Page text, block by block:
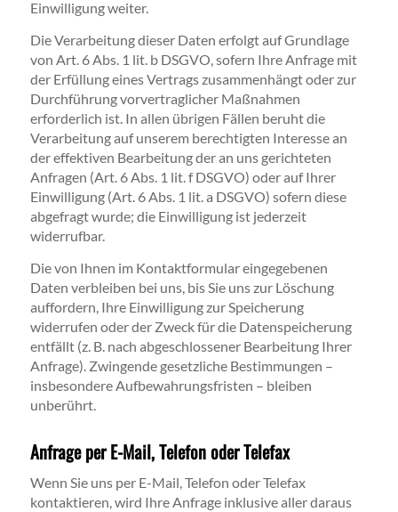
Einwilligung weiter.
Die Verarbeitung dieser Daten erfolgt auf Grundlage
von Art. 6 Abs. 1 lit. b DSGVO, sofern Ihre Anfrage mit
der Erfüllung eines Vertrags zusammenhängt oder zur
Durchführung vorvertraglicher Maßnahmen
erforderlich ist. In allen übrigen Fällen beruht die
Verarbeitung auf unserem berechtigten Interesse an
der effektiven Bearbeitung der an uns gerichteten
Anfragen (Art. 6 Abs. 1 lit. f DSGVO) oder auf Ihrer
Einwilligung (Art. 6 Abs. 1 lit. a DSGVO) sofern diese
abgefragt wurde; die Einwilligung ist jederzeit
widerrufbar.
Die von Ihnen im Kontaktformular eingegebenen
Daten verbleiben bei uns, bis Sie uns zur Löschung
auffordern, Ihre Einwilligung zur Speicherung
widerrufen oder der Zweck für die Datenspeicherung
entfällt (z. B. nach abgeschlossener Bearbeitung Ihrer
Anfrage). Zwingende gesetzliche Bestimmungen –
insbesondere Aufbewahrungsfristen – bleiben
unberührt.
Anfrage per E-Mail, Telefon oder Telefax
Wenn Sie uns per E-Mail, Telefon oder Telefax
kontaktieren, wird Ihre Anfrage inklusive aller daraus